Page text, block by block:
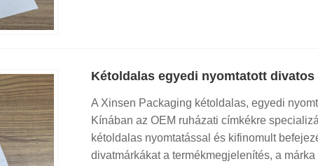
Kétoldalas egyedi nyomtatott divatos
A Xinsen Packaging kétoldalas, egyedi
Kínában az OEM ruházati címkékre
kétoldalas nyomtatással és kifinomult
divatmárkákat a termékmegjelenítés, a